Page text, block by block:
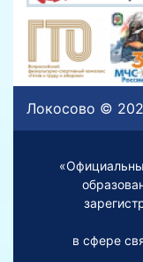
Локосово ©
в сфере